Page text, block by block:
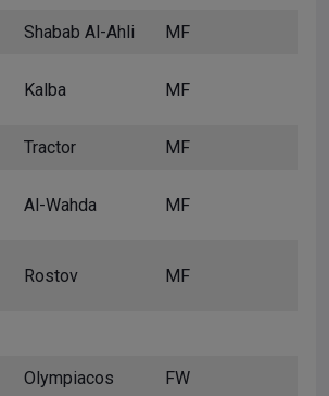
Shabab Al-Ahli MF
Kalba MF
Tractor MF
Al-Wahda MF
Rostov MF
Olympiacos FW